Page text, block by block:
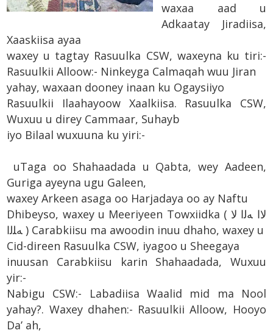
waxaa aad u
Adkaatay Jiradiisa,
Xaaskiisa ayaa
waxey u tagtay Rasuulka CSW, waxeyna ku tiri:-
Rasuulkii Alloow:- Ninkeyga Calmaqah wuu Jiran
yahay, waxaan dooney inaan ku Ogaysiiyo
Rasuulkii Ilaahayoow Xaalkiisa. Rasuulka CSW,
Wuxuu u direy Cammaar, Suhayb
iyo Bilaal wuxuuna ku yiri:-
uTaga oo Shahaadada u Qabta, wey Aadeen,
Guriga ayeyna ugu Galeen,
waxey Arkeen asaga oo Harjadaya oo ay Naftu
Dhibeyso, waxey u Meeriyeen Towxiidka ( ﻻﺍ ﻪﻟﺍ ﻻ
ﻪﻠﻟﺍ ) Carabkiisu ma awoodin inuu dhaho, waxey u
Cid-direen Rasuulka CSW, iyagoo u Sheegaya
inuusan Carabkiisu karin Shahaadada, Wuxuu
yir:-
Nabigu CSW:- Labadiisa Waalid mid ma Nool
yahay?. Waxey dhahen:- Rasuulkii Alloow, Hooyo
Da’ ah,